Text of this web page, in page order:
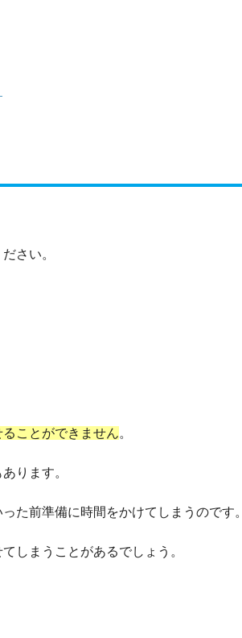
さい。
ことができません。
ります。
た前準備に時間をかけてしまうのです。
しまうことがあるでしょう。